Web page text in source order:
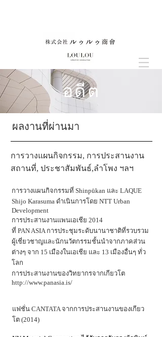
อดีต
​ผลงานที่ผ่านมา
การวางแผนกิจกรรม, การประสานงาน
สถานที่, ประชาสัมพันธ์,ลำโพง ฯลฯ
การวางแผนกิจกรรมที่ Shinpūkan และ LAQUE
Shijo Karasuma ดำเนินการโดย NTT Urban
Development
การประสานงานแพนเอเชีย 2014
ที่ PAN ASIA การประชุมระดับนานาชาติที่รวบรวม
ผู้เชี่ยวชาญและนักนวัตกรรมชั้นนำจากภาคส่วน
ต่างๆ จาก 15 เมืองในเอเชีย และ 13 เมืองอื่นๆ ทั่ว
โลก
การประสานงานของวิทยากรจากเกียวโต
http://www.panasia.is/
แฟชั่น CANTATA จากการประสานงานของเกียว
โต (2014)